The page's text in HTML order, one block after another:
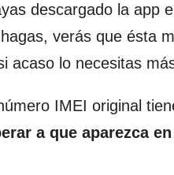
descargado la app
verás que ésta
acaso lo necesitas
IMEI original
a que aparezca